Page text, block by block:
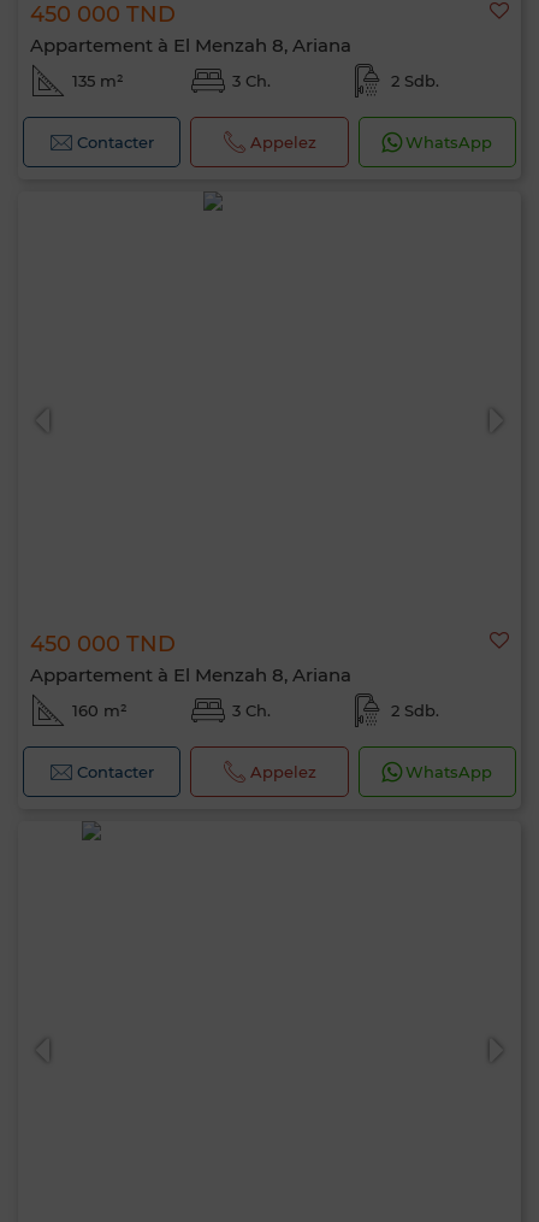
450 000 TND
Appartement à El Menzah 8, Ariana
135 m² 3 Ch. 2 Sdb.
Contacter Appelez WhatsApp
450 000 TND
Appartement à El Menzah 8, Ariana
160 m² 3 Ch. 2 Sdb.
Contacter Appelez WhatsApp